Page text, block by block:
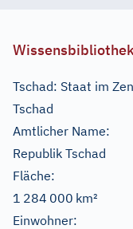
Tschad: Staat im
Tschad
Amtlicher Name:
Republik Tschad
Fläche:
1 284 000 km²
Einwohner: